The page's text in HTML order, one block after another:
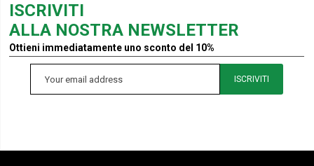
ISCRIVITI
ALLA NOSTRA NEWSLETTER
Ottieni immediatamente uno sconto del 10%
ISCRIVITI